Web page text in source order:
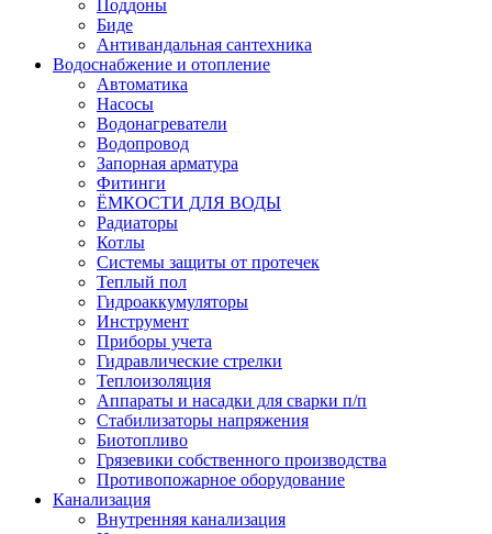
Поддоны
Биде
Антивандальная сантехника
Водоснабжение и отопление
Автоматика
Насосы
Водонагреватели
Водопровод
Запорная арматура
Фитинги
ЁМКОСТИ ДЛЯ ВОДЫ
Радиаторы
Котлы
Системы защиты от протечек
Теплый пол
Гидроаккумуляторы
Инструмент
Приборы учета
Гидравлические стрелки
Теплоизоляция
Аппараты и насадки для сварки п/п
Стабилизаторы напряжения
Биотопливо
Грязевики собственного производства
Противопожарное оборудование
Канализация
Внутренняя канализация